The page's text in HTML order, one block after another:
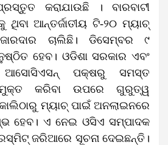
କରାଯାଉଛି । ବାରବାଟୀ
ଥିବା ଆନ୍ତର୍ଜାତୀୟ ଟି-୨୦ ମ୍ୟାଚ୍
ଚାଲିଛି। ଡିସେମ୍ବର ୯
ହେବ। ଓଡିଶା ସରକାର ଏବଂ
ଆସୋସିଏସନ୍ ପକ୍ଷରୁ ସମସ୍ତ
କରିବା ଉପରେ ଗୁରୁତ୍ୱ
ମ୍ୟାଚ୍‌ ପାଇଁ ଅନଲାଇନରେ
ହେବ। ଏ ନେଇ ଓସିଏ ସମ୍ପାଦକ
ଜରିଆରେ ସୂଚନା ଦେଇଛନ୍ତି।